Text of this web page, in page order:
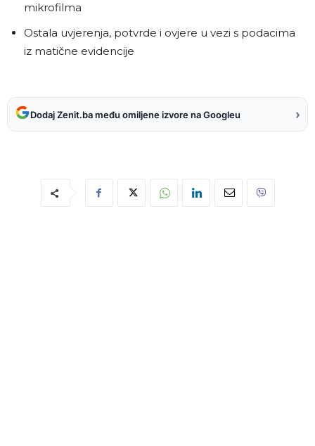
mikrofilma
Ostala uvjerenja, potvrde i ovjere u vezi s podacima
iz matične evidencije
Dodaj Zenit.ba među omiljene izvore na Googleu ›